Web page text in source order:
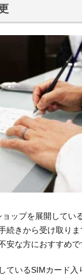
ップを展開してい
続きから受け取り
安な方におすすめで
ているSIMカード入